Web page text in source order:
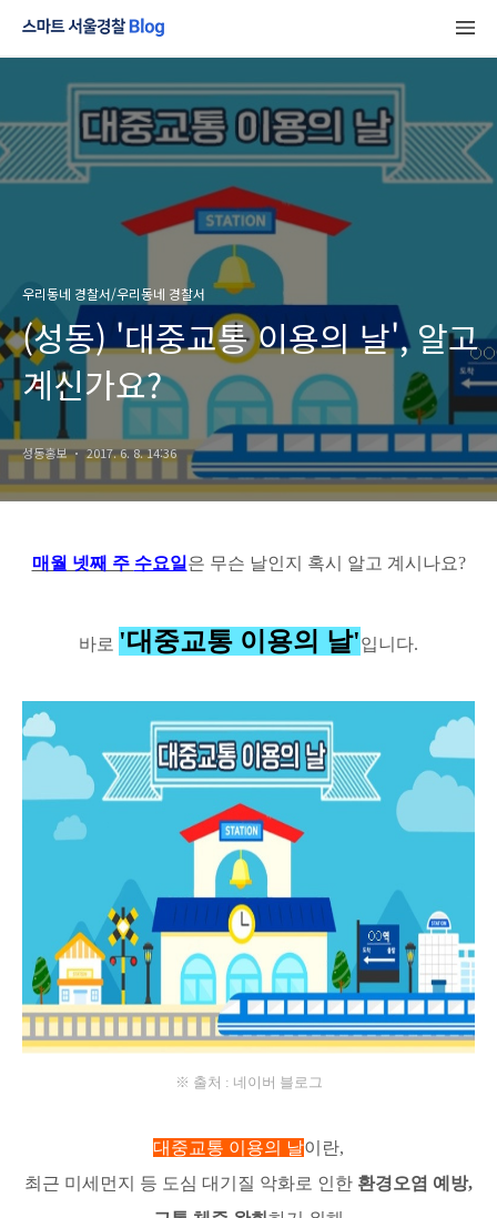
우리동네 경찰서/우리동네 경찰서
(성동) '대중교통 이용의 날', 알고
계신가요?
성동홍보 2017. 6. 8. 14:36
매월 넷째 주 수요일 은 무슨 날인지 혹시 알고 계시나요?
바로 '대중교통 이용의 날'입니다.
※ 출처 : 네이버 블로그
대중교통 이용의 날이란,
최근 미세먼지 등 도심 대기질 악화로 인한 환경오염 예방,